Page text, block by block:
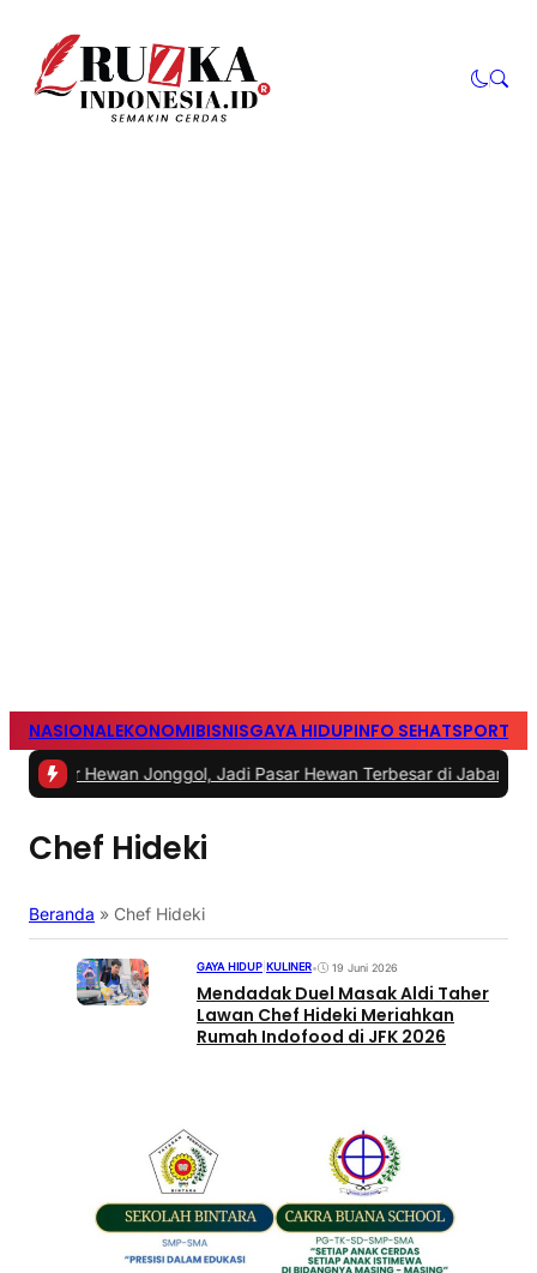
NASIONALEKONOMIBISNISGAYA HIDUPINFO SEHATSPORTS
Hewan Jonggol, Jadi Pasar Hewan Terbesar di Jabar| #2 -Polisi
Chef Hideki
Beranda » Chef Hideki
GAYA HIDUP KULINER• 19 Juni 2026
Mendadak Duel Masak Aldi Taher
Lawan Chef Hideki Meriahkan
Rumah Indofood di JFK 2026